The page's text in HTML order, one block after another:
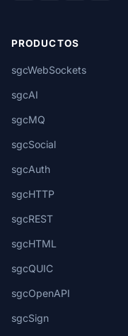
PRODUCTOS
sgcWebSockets
sgcAI
sgcMQ
sgcSocial
sgcAuth
sgcHTTP
sgcREST
sgcHTML
sgcQUIC
sgcOpenAPI
sgcSign